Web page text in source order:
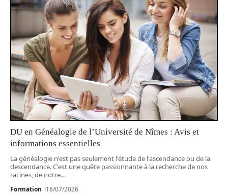
DU en Généalogie de l’Université de Nîmes : Avis et
informations essentielles
La généalogie n'est pas seulement l'étude de l'ascendance ou de la
descendance. C'est une quête passionnante à la recherche de nos
racines, de notre…
Formation 18/07/2026